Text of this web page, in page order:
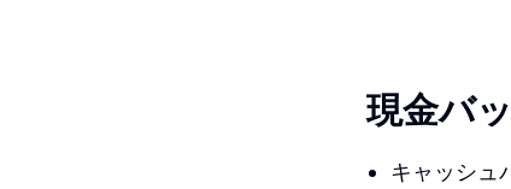
現金バ
キャッシュ